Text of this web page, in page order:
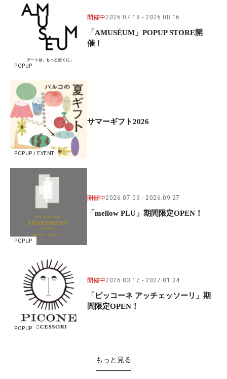
POPUP
開催中2026.07.18 2026.08.16
「AMUSÉUM」POPUP STORE開
催！
POPUP / EVENT
サマーギフト2026
POPUP
開催中2026.07.03 2026.09.27
「mellow PLU」期間限定OPEN！
POPUP
開催中2026.03.17 2027.01.24
「ピッコーネ アッチェッソーリ」期
間限定OPEN！
もっと見る